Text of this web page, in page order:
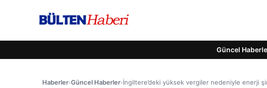
Güncel
Haberler›Güncel Haberler›İngiltere’deki yüksek vergiler nedeniyle enerji